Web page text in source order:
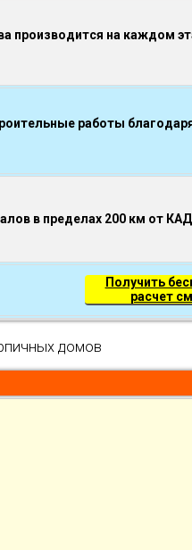
производится на каждом
работы
в пределах 200 км от
Получить
расчет
домов